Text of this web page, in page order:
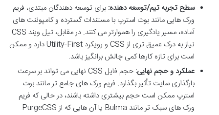
سطح تجربه تیم/توسعه دهنده: برای توسعه دهندگان مبتدی، فریم
ورک هایی مانند بوت استرپ با مستندات گسترده و کامپوننت های
آماده، مسیر یادگیری را هموارتر می کنند. در مقابل، تیل ویند CSS
نیاز به درک عمیق تری از CSS و رویکرد Utility-First دارد و ممکن
است برای تازه کارها کمی چالش برانگیز باشد.
عملکرد و حجم نهایی:
حجم فایل CSS نهایی می تواند بر سرعت
بارگذاری سایت تأثیر بگذارد. فریم ورک های جامع تر مانند بوت
استرپ ممکن است حجم بیشتری داشته باشند، در حالی که فریم
ورک های سبک تر مانند Bulma یا آن هایی که از PurgeCSS